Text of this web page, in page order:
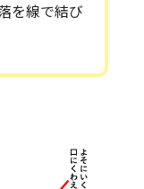
を線で結び